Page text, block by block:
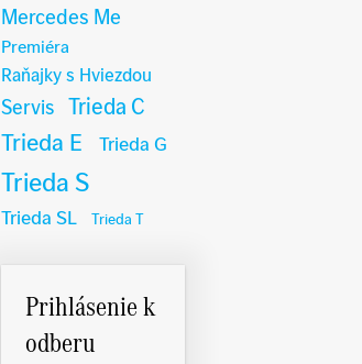
Mercedes Me
Premiéra
Raňajky s Hviezdou
Servis Trieda C
Trieda E Trieda G
Trieda S
Trieda SL Trieda T
Prihlásenie k
odberu